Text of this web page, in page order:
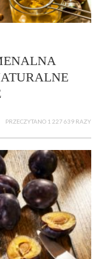
PRZECZYTANO 1 227 639 RAZY